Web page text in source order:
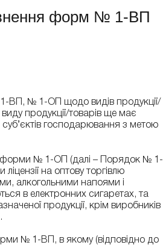
форм № 1-ВП
ВП, № 1-ОП щодо видів продукції/
продукції/товарів ще має
суб’єктів господарювання з метою
форми № 1-ОП (далі – Порядок № 1-
на оптову торгівлю
алкогольними напоями і
в електронних сигаретах, та
продукції, крім виробників
№ 1-ВП, в якому (відповідно до